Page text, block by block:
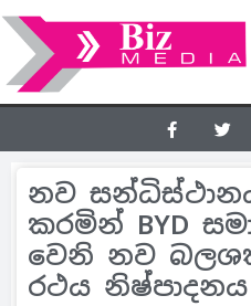
නව
කරමින් BYD
වෙනි නව
රථය